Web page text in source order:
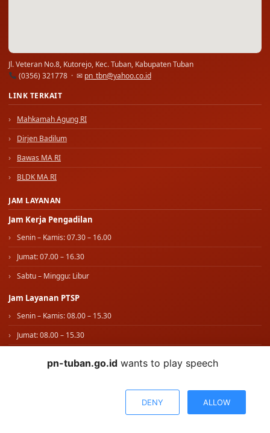
Jl. Veteran No.8, Kutorejo, Kec. Tuban, Kabupaten Tuban
(0356) 321778 · ✉ pn_tbn@yahoo.co.id
LINK TERKAIT
Mahkamah Agung RI
Dirjen Badilum
Bawas MA RI
BLDK MA RI
JAM LAYANAN
Jam Kerja Pengadilan
Senin – Kamis: 07.30 – 16.00
Jumat: 07.00 – 16.30
Sabtu – Minggu: Libur
Jam Layanan PTSP
Senin – Kamis: 08.00 – 15.30
Jumat: 08.00 – 15.30
pn-tuban.go.id wants to play speech
DENY ALLOW